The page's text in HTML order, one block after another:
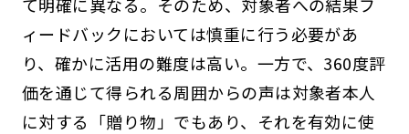
ィードバックにおいては慎重に行う必要があ
り、確かに活用の難度は高い。一方で、360度評
価を通じて得られる周囲からの声は対象者本人
に対する「贈り物」でもあり、それを有効に使